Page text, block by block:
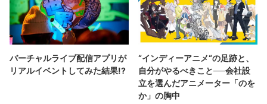
バーチャルライブ配信アプリが
リアルイベントしてみた結果!?
“インディーアニメ“の足跡と、
自分がやるべきこと──会社設
立を選んだアニメーター「のを
か」の胸中